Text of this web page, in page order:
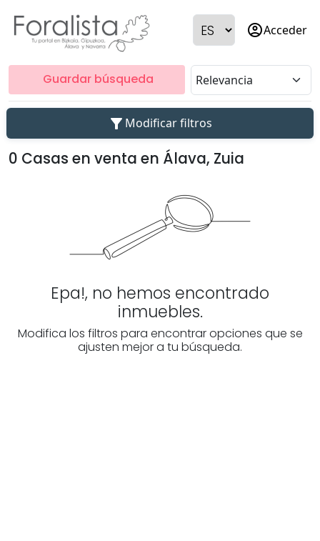
account_circleAcceder
Guardar búsqueda
filter_alt Modificar filtros
0 Casas en venta en Álava, Zuia
Epa!, no hemos encontrado
inmuebles.
Modifica los filtros para encontrar opciones que se
ajusten mejor a tu búsqueda.